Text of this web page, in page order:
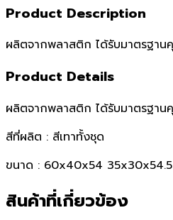
Product Description
ผลิตจากพลาสติก ได้รับมาตรฐา
Product Details
ผลิตจากพลาสติก ได้รับมาตรฐา
สีที่ผลิต : สีเทาทั้งชุด
ขนาด : 60x40x54
สินค้าที่เกี่ยวข้อง